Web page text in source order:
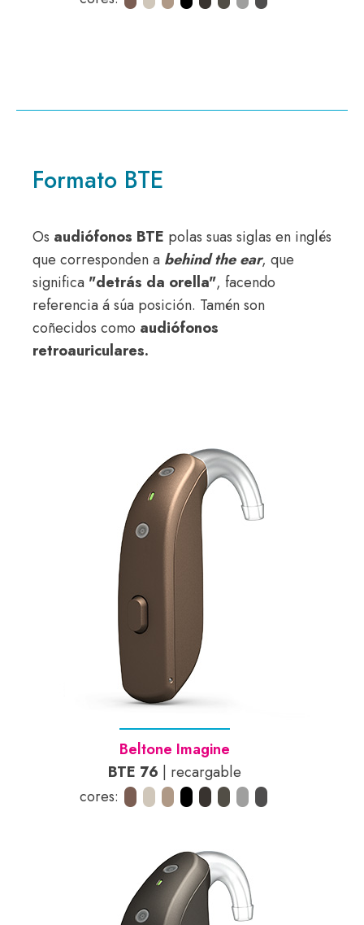
Formato BTE
Os audiófonos BTE polas suas siglas en inglés
que corresponden a behind the ear, que
significa "detrás da orella", facendo
referencia á súa posición. Tamén son
coñecidos como audiófonos
retroauriculares.
Beltone Imagine
BTE 76 | recargable
cores: